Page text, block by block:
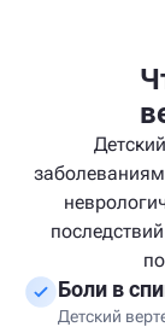
Боли в
Детский